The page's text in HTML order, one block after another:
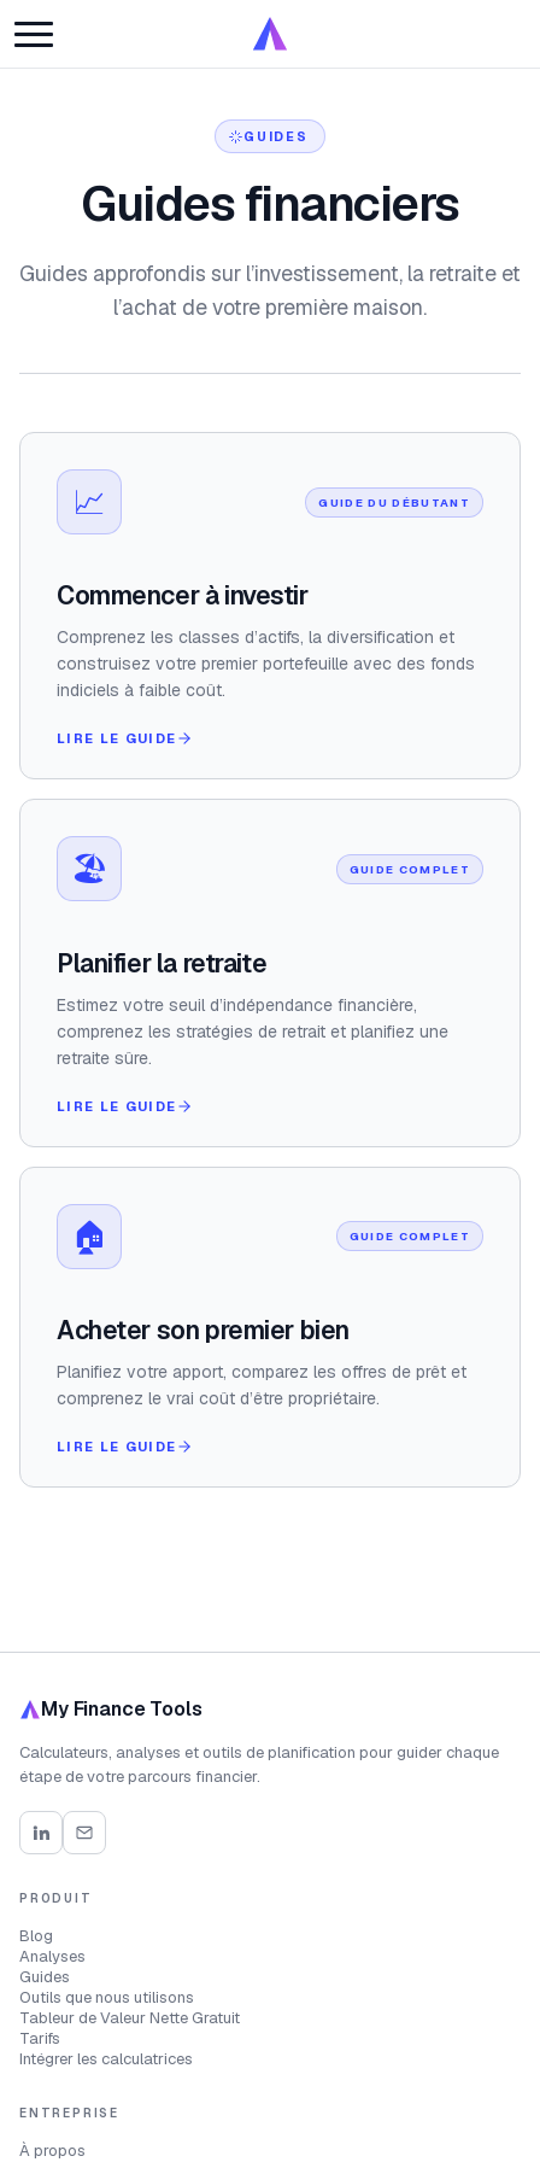
GUIDES
Guides financiers
Guides approfondis sur l’investissement, la retraite et
l’achat de votre première maison.
📈 GUIDE DU DÉBUTANT
Commencer à investir
Comprenez les classes d’actifs, la diversification et
construisez votre premier portefeuille avec des fonds
indiciels à faible coût.
LIRE LE GUIDE
🏖️ GUIDE COMPLET
Planifier la retraite
Estimez votre seuil d’indépendance financière,
comprenez les stratégies de retrait et planifiez une
retraite sûre.
LIRE LE GUIDE
🏠 GUIDE COMPLET
Acheter son premier bien
Planifiez votre apport, comparez les offres de prêt et
comprenez le vrai coût d’être propriétaire.
LIRE LE GUIDE
My Finance Tools
Calculateurs, analyses et outils de planification pour guider chaque
étape de votre parcours financier.
PRODUIT
Blog
Analyses
Guides
Outils que nous utilisons
Tableur de Valeur Nette Gratuit
Tarifs
Intégrer les calculatrices
ENTREPRISE
À propos